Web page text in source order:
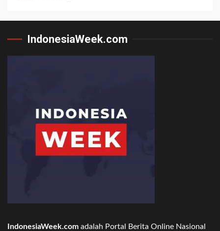
IndonesiaWeek.com
IndonesiaWeek.com adalah Portal Berita Online Nasional